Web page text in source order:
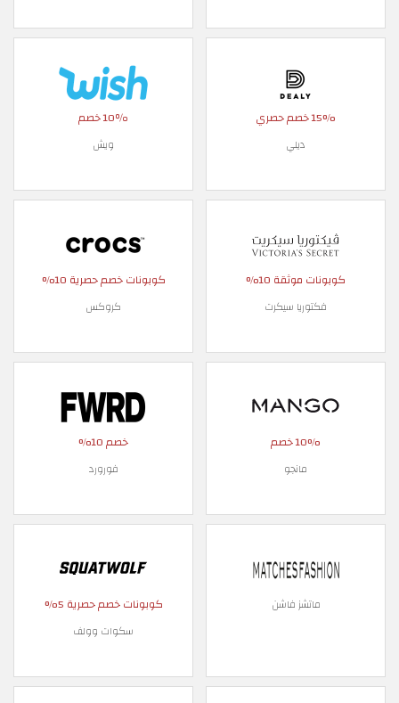
15% خصم حصري
ديلي
10٪ خصم
ويش
كوبونات موثقة 10%
فكتوريا سيكرت
كوبونات خصم حصرية 10%
كروكس
10% خصم
مانجو
خصم 10%
فورورد
ماتشز فاشن كوبونات خصم حصرية 5%
سكوات وولف